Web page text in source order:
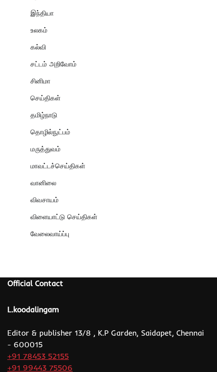
இந்தியா
உலகம்
கல்வி
சட்டம் அறிவோம்
சினிமா
செய்திகள்
தமிழ்நாடு
தொழில்நுட்பம்
மருத்துவம்
மாவட்டச்செய்திகள்
வானிலை
விவசாயம்
விளையாட்டு செய்திகள்
வேலைவாய்ப்பு
Official Contact
L.koodalingam
Editor & publisher 13/8 , K.P Garden, Saidapet, Chennai
- 600015
+91 78453 52155
+91 99443 75506